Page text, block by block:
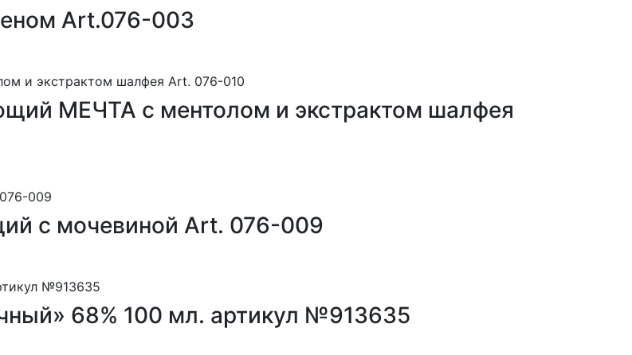
Art.076-003
МЕЧТА с ментолом и экстрактом шалфея
с мочевиной Art. 076-009
68% 100 мл. артикул №913635